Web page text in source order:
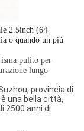
2.5inch (64
o quando un più
pulito per
lungo
provincia di
una bella città,
2500 anni di